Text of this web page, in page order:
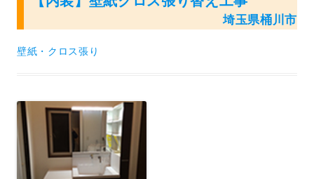
埼玉県桶川市
壁紙・クロス張り